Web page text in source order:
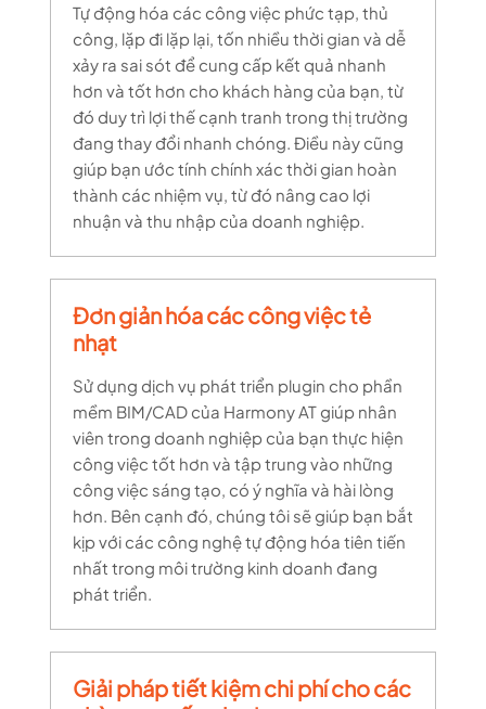
Tự động hóa các công việc phức tạp, thủ
công, lặp đi lặp lại, tốn nhiều thời gian và dễ
xảy ra sai sót để cung cấp kết quả nhanh
hơn và tốt hơn cho khách hàng của bạn, từ
đó duy trì lợi thế cạnh tranh trong thị trường
đang thay đổi nhanh chóng. Điều này cũng
giúp bạn ước tính chính xác thời gian hoàn
thành các nhiệm vụ, từ đó nâng cao lợi
nhuận và thu nhập của doanh nghiệp.
Đơn giản hóa các công việc tẻ
nhạt
Sử dụng dịch vụ phát triển plugin cho phần
mềm BIM/CAD của Harmony AT giúp nhân
viên trong doanh nghiệp của bạn thực hiện
công việc tốt hơn và tập trung vào những
công việc sáng tạo, có ý nghĩa và hài lòng
hơn. Bên cạnh đó, chúng tôi sẽ giúp bạn bắt
kịp với các công nghệ tự động hóa tiên tiến
nhất trong môi trường kinh doanh đang
phát triển.
Giải pháp tiết kiệm chi phí cho các